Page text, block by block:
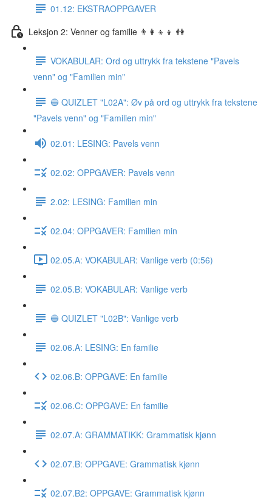
01.12: EKSTRAOPPGAVER
Leksjon 2: Venner og familie 👨‍👩‍👦‍👦 👫
VOKABULAR: Ord og uttrykk fra tekstene "Pavels
venn" og "Familien min"
🔵 QUIZLET "L02A": Øv på ord og uttrykk fra tekstene
"Pavels venn" og "Familien min"
02.01: LESING: Pavels venn
02.02: OPPGAVER: Pavels venn
2.02: LESING: Familien min
02.04: OPPGAVER: Familien min
02.05.A: VOKABULAR: Vanlige verb (0:56)
02.05.B: VOKABULAR: Vanlige verb
🔵 QUIZLET "L02B": Vanlige verb
02.06.A: LESING: En familie
02.06.B: OPPGAVE: En familie
02.06.C: OPPGAVE: En familie
02.07.A: GRAMMATIKK: Grammatisk kjønn
02.07.B: OPPGAVE: Grammatisk kjønn
02.07.B2: OPPGAVE: Grammatisk kjønn